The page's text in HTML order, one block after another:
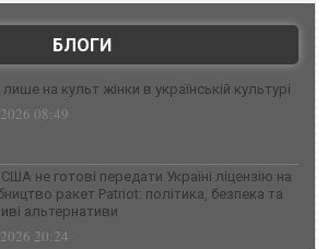
БЛОГИ
лише на культ жінки в українській культурі
08:49
не готові передати Україні ліцензію на
ракет Patriot: політика, безпека та
альтернативи
20:24